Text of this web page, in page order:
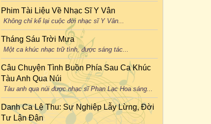
Phim Tài Liệu Về Nhạc Sĩ Y Vân
Không chỉ kể lại cuộc đời nhạc sĩ Y Vân...
Tháng Sáu Trời Mưa
Một ca khúc nhạc trữ tình, được sáng tác...
Câu Chuyện Tình Buồn Phía Sau Ca Khúc
Tàu Anh Qua Núi
Tàu anh qua núi được nhạc sĩ Phan Lạc Hoa sáng...
Danh Ca Lệ Thu: Sự Nghiệp Lẫy Lừng, Đời
Tư Lận Đận